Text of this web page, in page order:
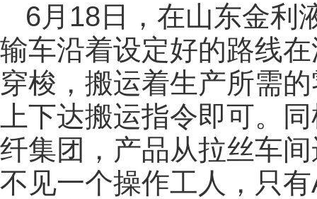
6月18日，在山东金利
输车沿着设定好的路线
穿梭，搬运着生产所需
上下达搬运指令即可。
纤集团，产品从拉丝车
不见一个操作工人，只